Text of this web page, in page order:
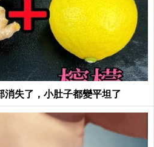
消失了，小肚子都變平坦了